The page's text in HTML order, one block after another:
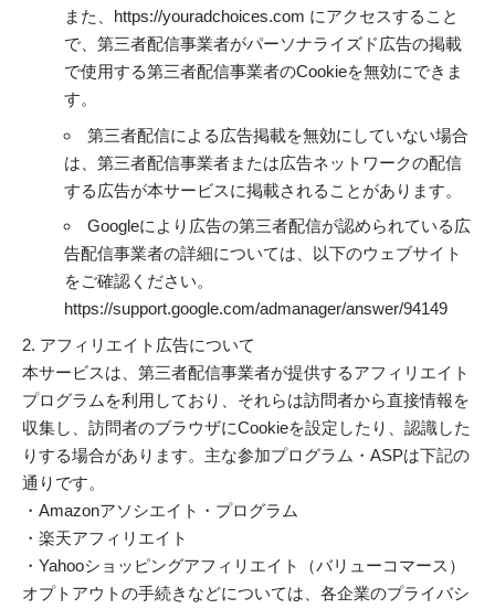
また、 https://youradchoices.com にアクセスすること
で、第三者配信事業者がパーソナライズド広告の掲載
で使用する第三者配信事業者のCookieを無効にできま
す。
第三者配信による広告掲載を無効にしていない場合
は、第三者配信事業者または広告ネットワークの配信
する広告が本サービスに掲載されることがあります。
Googleにより広告の第三者配信が認められている広
告配信事業者の詳細については、以下のウェブサイト
をご確認ください。
https://support.google.com/admanager/answer/94149
アフィリエイト広告について
本サービスは、第三者配信事業者が提供するアフィリエイト
プログラムを利用しており、それらは訪問者から直接情報を
収集し、訪問者のブラウザにCookieを設定したり、認識した
りする場合があります。主な参加プログラム・ASPは下記の
通りです。
・Amazonアソシエイト・プログラム
・楽天アフィリエイト
・Yahooショッピングアフィリエイト（バリューコマース）
オプトアウトの手続きなどについては、各企業のプライバシ